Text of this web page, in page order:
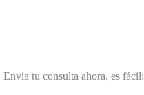
Envía tu consulta ahora, es fácil: